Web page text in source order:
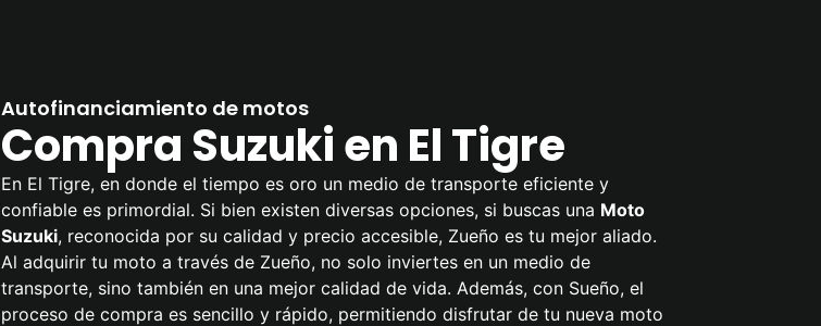
Autofinanciamiento de motos
Compra Suzuki en El Tigre
En El Tigre, en donde el tiempo es oro un medio de transporte eficiente y
confiable es primordial. Si bien existen diversas opciones, si buscas una Moto
Suzuki, reconocida por su calidad y precio accesible, Zueño es tu mejor aliado.
Al adquirir tu moto a través de Zueño, no solo inviertes en un medio de
transporte, sino también en una mejor calidad de vida. Además, con Sueño, el
proceso de compra es sencillo y rápido, permitiendo disfrutar de tu nueva moto